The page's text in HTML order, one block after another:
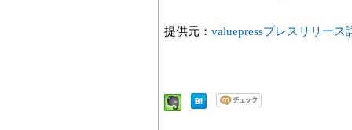
提供元： valuepressプレスリリース